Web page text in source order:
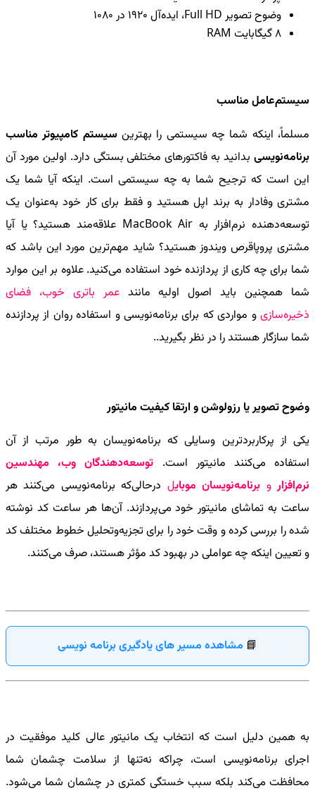
وضوح تصویر Full HD، ایده‌آل 1920 در 1080
8 گیگابایت
RAM
سیستم‌عامل مناسب
مسلماً، اینکه شما چه سیستمی را بهترین سیستم کامپیوتر مناسب
برنامه‌نویسی بدانید به فاکتورهای مختلفی بستگی دارد. اولین مورد آن
این است که ترجیح شما به چه سیستمی است. اینکه آیا شما یک
مشتری وفادار به برند اپل هستید و فقط برای کار خود به‌عنوان یک
توسعه‌دهنده نرم‌افزار به MacBook Air علاقه‌مند هستید؟ یا آیا
مشتری پروپاقرص ویندوز هستید؟ شاید مهم‌ترین مورد این باشد که
شما برای چه کاری از پردازنده خود استفاده می‌کنید. علاوه بر این موارد
شما همچنین باید اصول اولیه مانند عمر باتری خوب، فضای
ذخیره‌سازی و مواردی که برای برنامه‌نویسی و استفاده روان از پردازنده
شما سازگار هستند را در نظر بگیرید..
وضوح تصویر یا رزولوشن و ارتقا کیفیت مانیتور
یکی از پرکاربردترین وسایلی که برنامه‌نویسان به طور مرتب از آن
استفاده می‌کنند مانیتور است. توسعه‌دهندگان وب، مهندسین
نرم‌افزارو برنامه‌نویسان موبایل درحالی‌که برنامه‌نویسی می‌کنند هر
ساعت به تماشای مانیتور خود می‌پردازند. آن‌ها هر ساعت کد نوشته
شده را بررسی کرده و وقت خود را برای تجزیه‌وتحلیل خطوط مختلف کد
و تعیین اینکه چه عواملی در بهبود کد مؤثر هستند، صرف می‌کنند.
📘 مشاهده مسیر های یادگیری برنامه نویسی
به همین دلیل است که انتخاب یک مانیتور عالی کلید موفقیت در
اجرای برنامه‌نویسی است، چراکه نه‌تنها از سلامت چشمان شما
محافظت می‌کند بلکه سبب خستگی کمتری در چشمان شما می‌شود.